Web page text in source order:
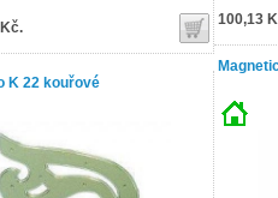
100,13
K 22 kouřové